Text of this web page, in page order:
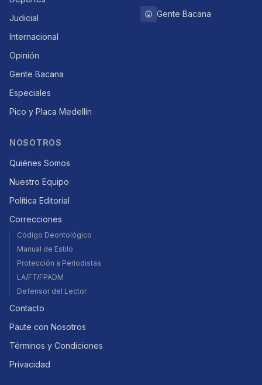
Judicial
Internacional
Opinión
Gente Bacana
Especiales
Pico y Placa Medellín
Gente Bacana
NOSOTROS
Quiénes Somos
Nuestro Equipo
Política Editorial
Correcciones
Código Deontológico
Manual de Estilo
Protección a Periodistas
LA/FT/FPADM
Defensor del Lector
Contacto
Paute con Nosotros
Términos y Condiciones
Privacidad